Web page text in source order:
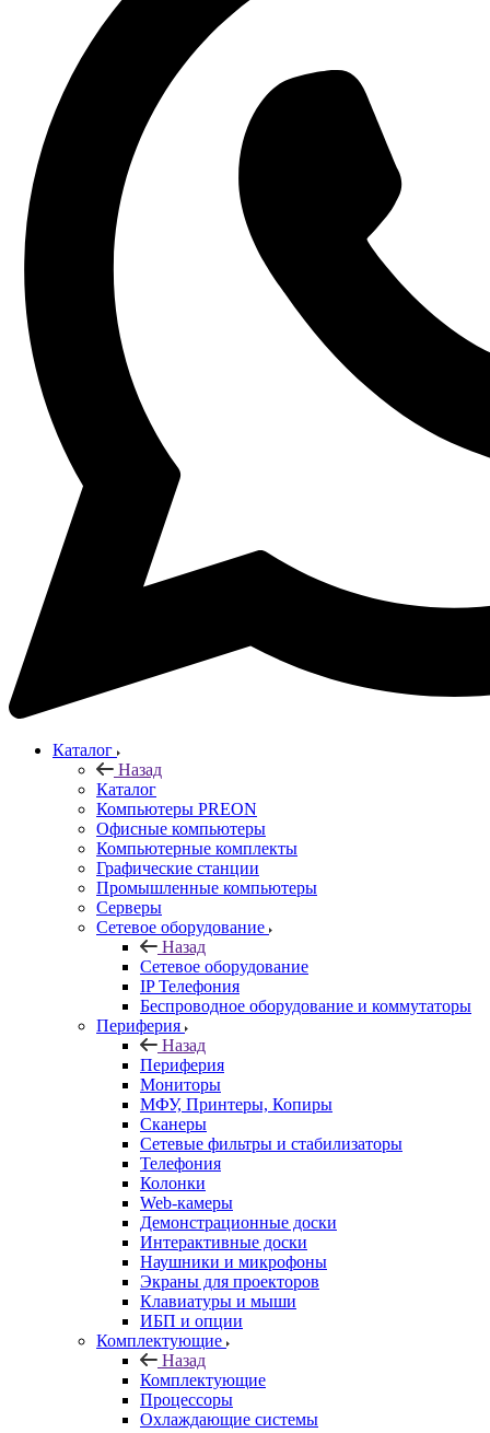
Каталог
Назад
Каталог
Компьютеры PREON
Офисные компьютеры
Компьютерные комплекты
Графические станции
Промышленные компьютеры
Серверы
Сетевое оборудование
Назад
Сетевое оборудование
IP Телефония
Беспроводное оборудование и коммутаторы
Периферия
Назад
Периферия
Мониторы
МФУ, Принтеры, Копиры
Сканеры
Сетевые фильтры и стабилизаторы
Телефония
Колонки
Web-камеры
Демонстрационные доски
Интерактивные доски
Наушники и микрофоны
Экраны для проекторов
Клавиатуры и мыши
ИБП и опции
Комплектующие
Назад
Комплектующие
Процессоры
Охлаждающие системы